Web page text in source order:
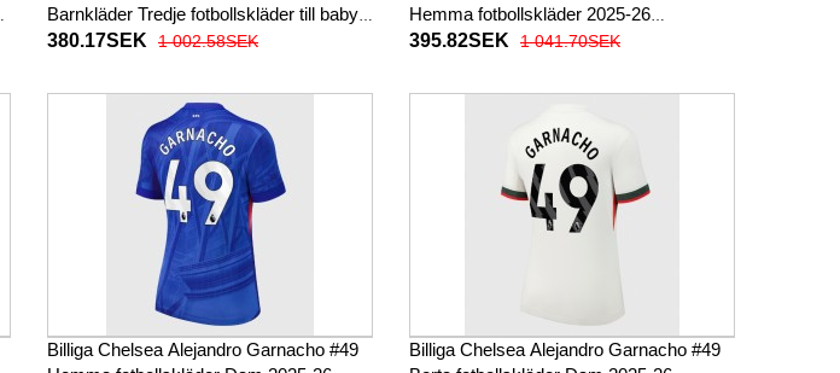
Barnkläder Tredje fotbollskläder till baby
2025-26 Kortärmad (+ Korta byxor)
380.17SEK 1 002.58SEK
Hemma fotbollskläder 2025-26
Kortärmad
395.82SEK 1 041.70SEK
Billiga Chelsea Alejandro Garnacho #49
Billiga Chelsea Alejandro Garnacho #49